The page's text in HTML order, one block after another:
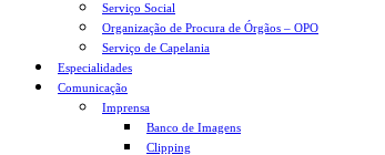
Serviço Social
Organização de Procura de Órgãos – OPO
Serviço de Capelania
Especialidades
Comunicação
Imprensa
Banco de Imagens
Clipping